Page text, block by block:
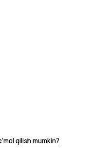
qilish mumkin?